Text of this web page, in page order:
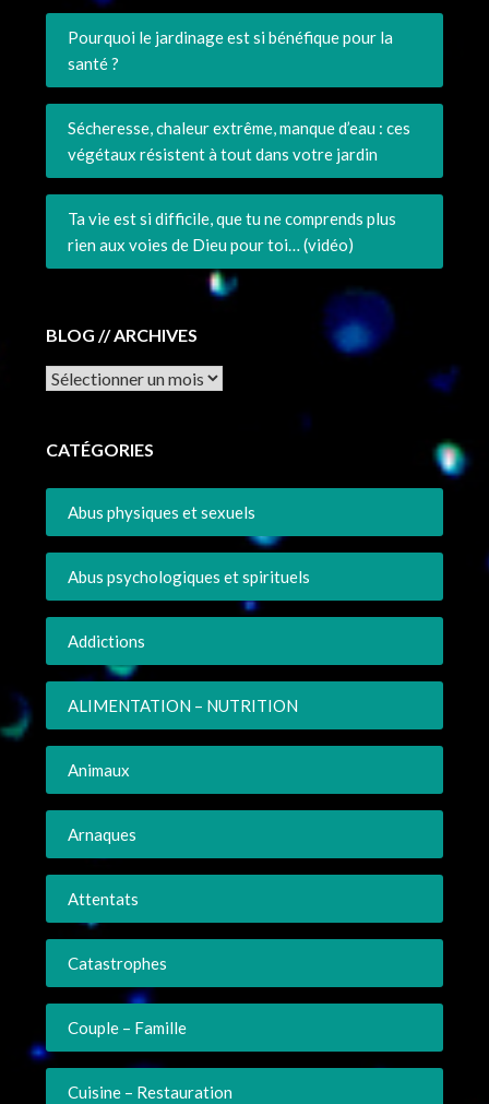
Pourquoi le jardinage est si bénéfique pour la
santé ?
Sécheresse, chaleur extrême, manque d’eau : ces
végétaux résistent à tout dans votre jardin
Ta vie est si difficile, que tu ne comprends plus
rien aux voies de Dieu pour toi… (vidéo)
BLOG // ARCHIVES
Archives
CATÉGORIES
Abus physiques et sexuels
Abus psychologiques et spirituels
Addictions
ALIMENTATION – NUTRITION
Animaux
Arnaques
Attentats
Catastrophes
Couple – Famille
Cuisine – Restauration